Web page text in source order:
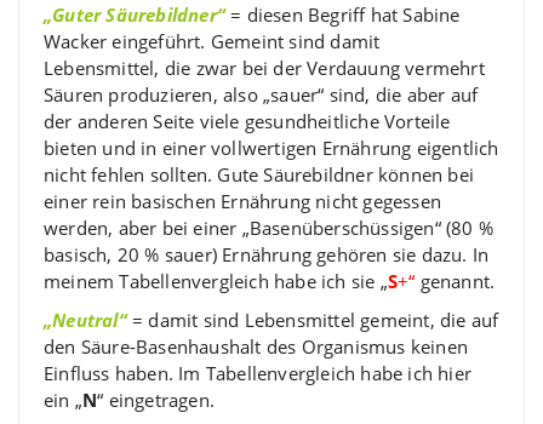
„Guter Säurebildner“= diesen Begriff hat Sabine
Wacker eingeführt. Gemeint sind damit
Lebensmittel, die zwar bei der Verdauung vermehrt
Säuren produzieren, also „sauer“ sind, die aber auf
der anderen Seite viele gesundheitliche Vorteile
bieten und in einer vollwertigen Ernährung eigentlich
nicht fehlen sollten. Gute Säurebildner können bei
einer rein basischen Ernährung nicht gegessen
werden, aber bei einer „Basenüberschüssigen“ (80 %
basisch, 20 % sauer) Ernährung gehören sie dazu. In
meinem Tabellenvergleich habe ich sie „S+“ genannt.
„Neutral“= damit sind Lebensmittel gemeint, die auf
den Säure-Basenhaushalt des Organismus keinen
Einfluss haben. Im Tabellenvergleich habe ich hier
ein „N“ eingetragen.